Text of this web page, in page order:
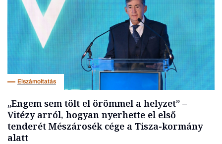
Elszámoltatás
„Engem sem tölt el örömmel a helyzet” –
Vitézy arról, hogyan nyerhette el első
tenderét Mészárosék cége a Tisza-kormány
alatt